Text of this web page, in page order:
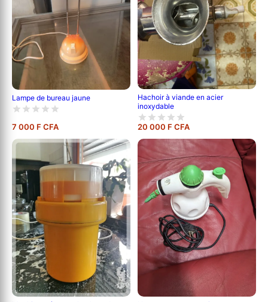
Lampe de bureau jaune
7 000 F CFA
Hachoir à viande en acier
inoxydable
20 000 F CFA